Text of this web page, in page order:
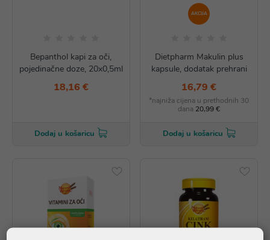
Bepanthol kapi za oči,
pojedinačne doze, 20x0,5ml
18,16 €
Dodaj u košaricu
AKCIJA
Dietpharm Makulin plus
kapsule, dodatak prehrani
16,79 €
*najniža cijena u prethodnih 30
dana 20,99 €
Dodaj u košaricu